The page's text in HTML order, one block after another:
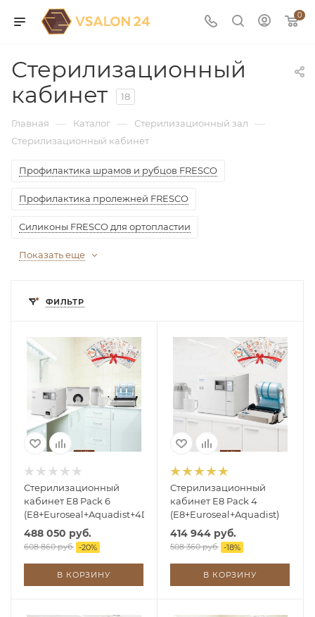
0
Стерилизационный
кабинет
18
Главная — Каталог — Стерилизационный зал —
Стерилизационный кабинет
Профилактика шрамов и рубцов FRESCO
Профилактика пролежней FRESCO
Силиконы FRESCO для ортопластии
Показать еще
ФИЛЬТР
Стерилизационный
кабинет E8 Pack 6
(E8+Euroseal+Aquadist+4D)
488 050 руб.
608 860 руб. -20%
В КОРЗИНУ
Стерилизационный
кабинет E8 Pack 4
(E8+Euroseal+Aquadist)
414 944 руб.
508 360 руб. -18%
В КОРЗИНУ